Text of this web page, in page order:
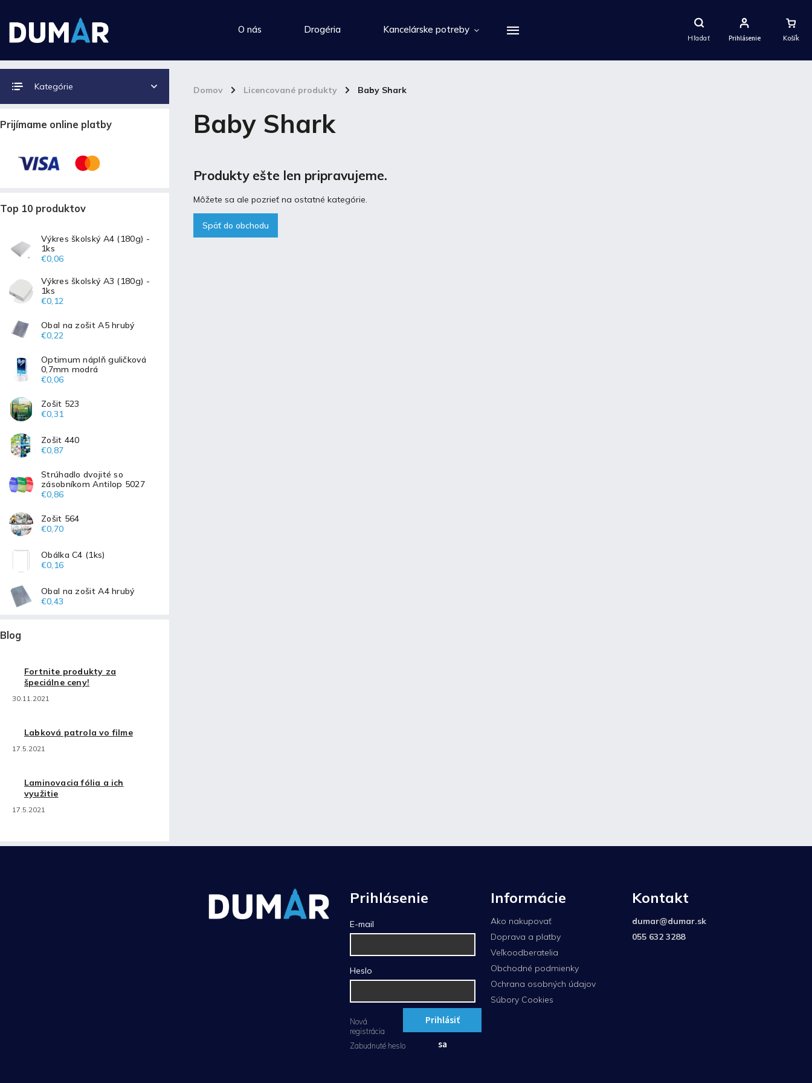
Hľadať
Nákupný
Košík
Prihlásenie
O nás Drogéria Kancelárske potreby
Domov / Licencované produkty / Baby Shark
Kategórie
Prijímame online platby
Top 10 produktov
Výkres školský A4 (180g) -
1ks
€0,06
Výkres školský A3 (180g) -
1ks
€0,12
Obal na zošit A5 hrubý
€0,22
Optimum náplň guličková
0,7mm modrá
€0,06
Zošit 523
€0,31
Zošit 440
€0,87
Strúhadlo dvojité so
zásobníkom Antilop 5027
€0,86
Zošit 564
€0,70
Obálka C4 (1ks)
€0,16
Obal na zošit A4 hrubý
€0,43
Blog
Fortnite produkty za
špeciálne ceny!
30.11.2021
Labková patrola vo filme
17.5.2021
Laminovacia fólia a ich
využitie
17.5.2021
Baby Shark
Produkty ešte len pripravujeme.
Môžete sa ale pozrieť na ostatné kategórie.
Späť do obchodu
Prihlásenie
E-mail
Heslo
Prihlásiť
sa
Nová
registrácia
Zabudnuté heslo
Informácie
Ako nakupovať
Doprava a platby
Veľkoodberatelia
Obchodné podmienky
Ochrana osobných údajov
Súbory Cookies
Kontakt
dumar@dumar.sk
055 632 3288